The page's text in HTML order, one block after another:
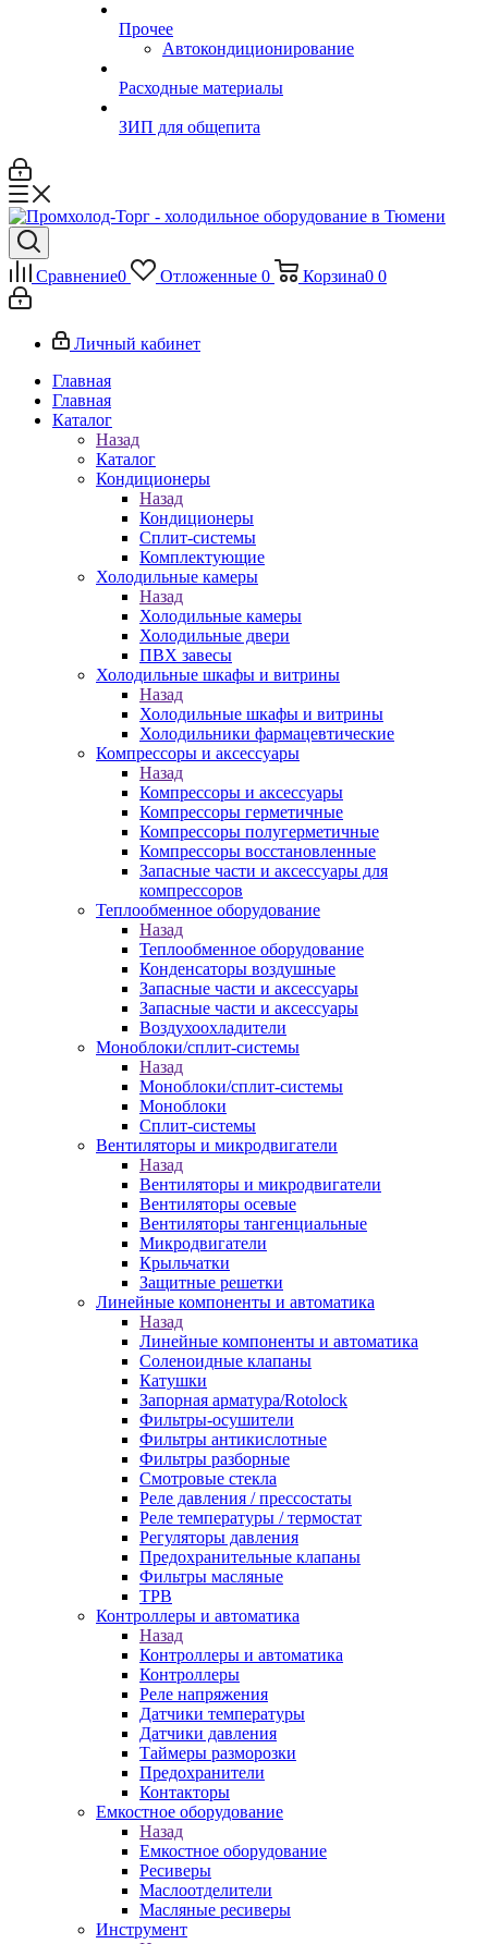
Прочее
Автокондиционирование
Расходные материалы
ЗИП для общепита
Сравнение0 Отложенные 0 Корзина0 0
Личный кабинет
Главная
Главная
Каталог
Назад
Каталог
Кондиционеры
Назад
Кондиционеры
Сплит-системы
Комплектующие
Холодильные камеры
Назад
Холодильные камеры
Холодильные двери
ПВХ завесы
Холодильные шкафы и витрины
Назад
Холодильные шкафы и витрины
Холодильники фармацевтические
Компрессоры и аксессуары
Назад
Компрессоры и аксессуары
Компрессоры герметичные
Компрессоры полугерметичные
Компрессоры восстановленные
Запасные части и аксессуары для
компрессоров
Теплообменное оборудование
Назад
Теплообменное оборудование
Конденсаторы воздушные
Запасные части и аксессуары
Запасные части и аксессуары
Воздухоохладители
Моноблоки/сплит-системы
Назад
Моноблоки/сплит-системы
Моноблоки
Сплит-системы
Вентиляторы и микродвигатели
Назад
Вентиляторы и микродвигатели
Вентиляторы осевые
Вентиляторы тангенциальные
Микродвигатели
Крыльчатки
Защитные решетки
Линейные компоненты и автоматика
Назад
Линейные компоненты и автоматика
Соленоидные клапаны
Катушки
Запорная арматура/Rotolock
Фильтры-осушители
Фильтры антикислотные
Фильтры разборные
Смотровые стекла
Реле давления / прессостаты
Реле температуры / термостат
Регуляторы давления
Предохранительные клапаны
Фильтры масляные
ТРВ
Контроллеры и автоматика
Назад
Контроллеры и автоматика
Контроллеры
Реле напряжения
Датчики температуры
Датчики давления
Таймеры разморозки
Предохранители
Контакторы
Емкостное оборудование
Назад
Емкостное оборудование
Ресиверы
Маслоотделители
Масляные ресиверы
Инструмент